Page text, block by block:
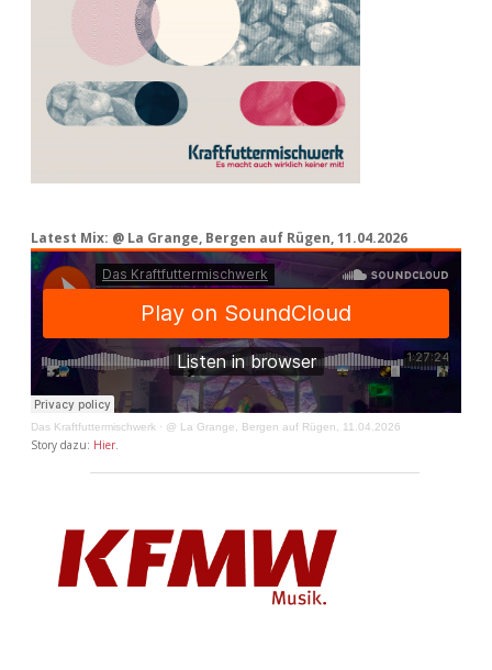
Latest Mix: @ La Grange, Bergen auf Rügen, 11.04.2026
Das Kraftfuttermischwerk · @ La Grange, Bergen auf Rügen, 11.04.2026
Story dazu: Hier